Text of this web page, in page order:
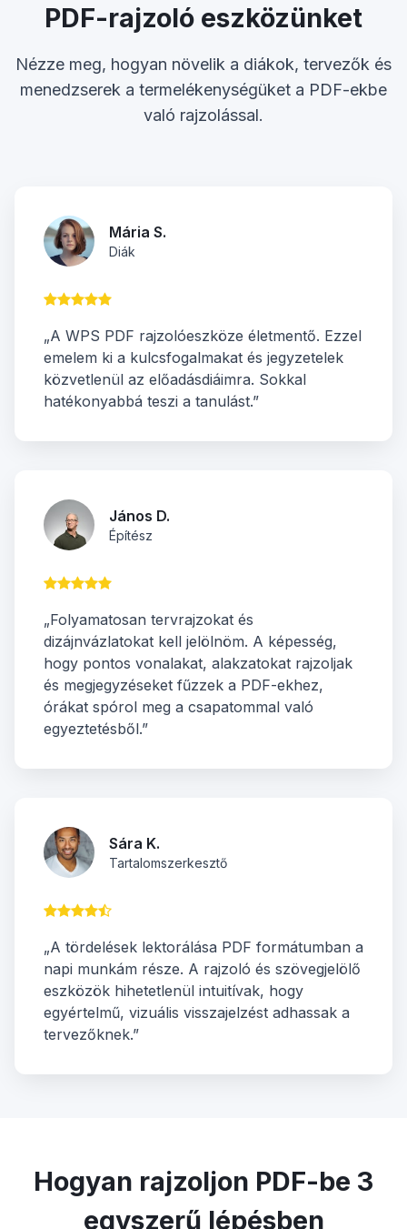
PDF-rajzoló eszközünket
Nézze meg, hogyan növelik a diákok, tervezők és
menedzserek a termelékenységüket a PDF-ekbe
való rajzolással.
Mária S.
Diák
„A WPS PDF rajzolóeszköze életmentő. Ezzel
emelem ki a kulcsfogalmakat és jegyzetelek
közvetlenül az előadásdiáimra. Sokkal
hatékonyabbá teszi a tanulást.”
János D.
Építész
„Folyamatosan tervrajzokat és
dizájnvázlatokat kell jelölnöm. A képesség,
hogy pontos vonalakat, alakzatokat rajzoljak
és megjegyzéseket fűzzek a PDF-ekhez,
órákat spórol meg a csapatommal való
egyeztetésből.”
Sára K.
Tartalomszerkesztő
„A tördelések lektorálása PDF formátumban a
napi munkám része. A rajzoló és szövegjelölő
eszközök hihetetlenül intuitívak, hogy
egyértelmű, vizuális visszajelzést adhassak a
tervezőknek.”
Hogyan rajzoljon PDF-be 3
egyszerű lépésben